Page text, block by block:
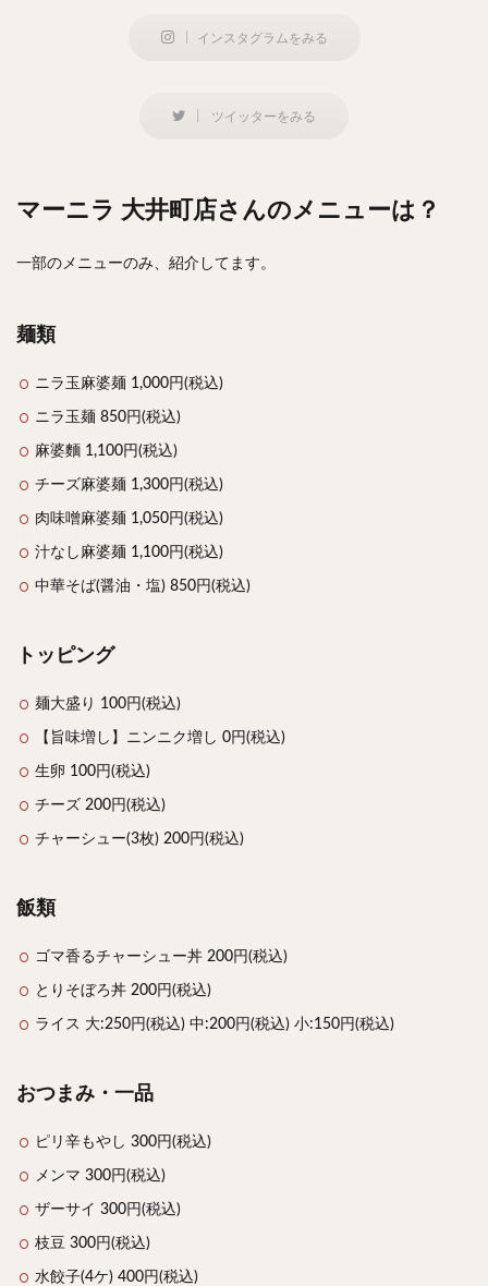
インスタグラムをみる
ツイッターをみる
マーニラ 大井町店さんのメニューは？
一部のメニューのみ、紹介してます。
麺類
ニラ玉麻婆麺 1,000円(税込)
ニラ玉麺 850円(税込)
麻婆麵 1,100円(税込)
チーズ麻婆麺 1,300円(税込)
肉味噌麻婆麺 1,050円(税込)
汁なし麻婆麺 1,100円(税込)
中華そば(醤油・塩) 850円(税込)
トッピング
麺大盛り 100円(税込)
【旨味増し】ニンニク増し 0円(税込)
生卵 100円(税込)
チーズ 200円(税込)
チャーシュー(3枚) 200円(税込)
飯類
ゴマ香るチャーシュー丼 200円(税込)
とりそぼろ丼 200円(税込)
ライス 大:250円(税込) 中:200円(税込) 小:150円(税込)
おつまみ・一品
ピリ辛もやし 300円(税込)
メンマ 300円(税込)
ザーサイ 300円(税込)
枝豆 300円(税込)
水餃子(4ケ) 400円(税込)